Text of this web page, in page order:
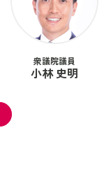
衆議院議員
小林 史明